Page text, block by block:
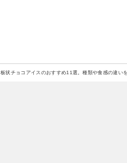
板状チョコアイスのおすすめ11選。種類や食感の違い